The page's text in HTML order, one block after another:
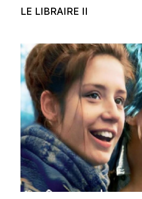
LE LIBRAIRE II